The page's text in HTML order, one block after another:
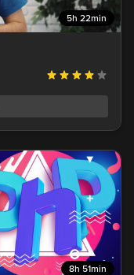
5h 22min
8h 51min